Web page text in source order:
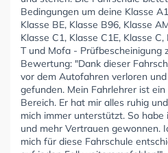
Bedingungen um deine Klasse
Klasse BE, Klasse B96, Klasse
Klasse C1, Klasse C1E, Klasse
T und Mofa - Prüfbescheinigung
Bewertung: "Dank dieser
vor dem Autofahren verloren
gefunden. Mein Fahrlehrer ist
Bereich. Er hat mir alles ruhig
mich immer unterstützt. So
und mehr Vertrauen gewonnen.
mich für diese Fahrschule